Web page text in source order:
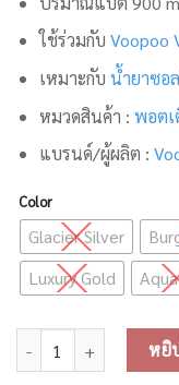
ใช้ร่วมกับ Voopoo
เหมาะกับ น้ำยาซอ
หมวดสินค้า : พอตเ
แบรนด์/ผู้ผลิต :
Color
Glacier Silver
Luxury Gold
จำนวน Voopoo Vthru
หยิ